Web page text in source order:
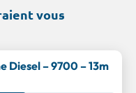
vous
Diesel – 9700 – 13m